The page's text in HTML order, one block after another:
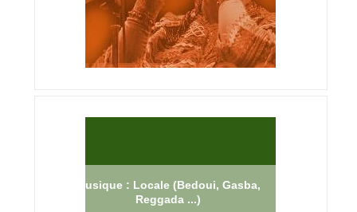
Musique : Locale (Bedoui, Gasba,
Reggada ...)